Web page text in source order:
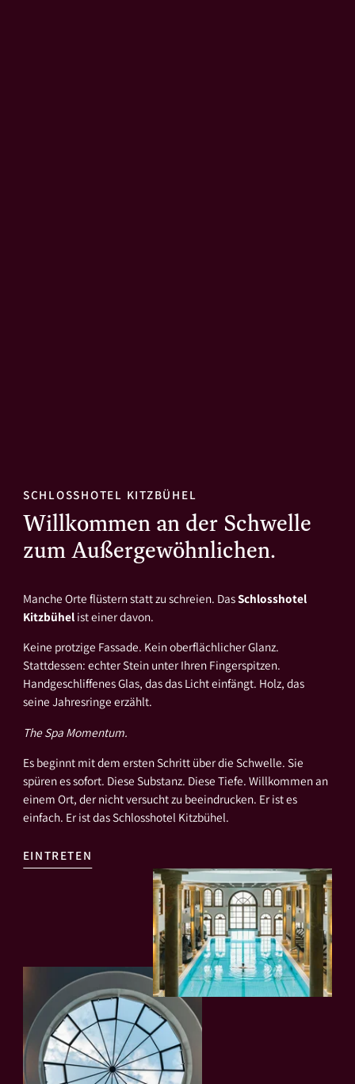
SCHLOSSHOTEL KITZBÜHEL
Willkommen an der Schwelle
zum Außergewöhnlichen.
Manche Orte flüstern statt zu schreien. DasSchlosshotel
Kitzbühelist einer davon.
Keine protzige Fassade. Kein oberflächlicher Glanz.
Stattdessen: echter Stein unter Ihren Fingerspitzen.
Handgeschliffenes Glas, das das Licht einfängt. Holz, das
seine Jahresringe erzählt.
The Spa Momentum.
Es beginnt mit dem ersten Schritt über die Schwelle. Sie
spüren es sofort. Diese Substanz. Diese Tiefe. Willkommen an
einem Ort, der nicht versucht zu beeindrucken. Er ist es
einfach. Er ist das Schlosshotel Kitzbühel.
EINTRETEN